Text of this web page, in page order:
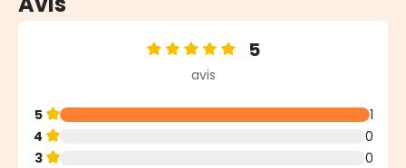
Note moyenne de 5 sur 5 étoiles
5
avis
5
1
4
0
3
0